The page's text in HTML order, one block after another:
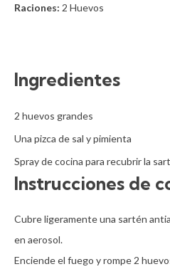
Raciones: 2 Huevos
Ingredientes
2 huevos grandes
Una pizca de sal y pimienta
Spray de cocina para recubrir la
Instrucciones de
Cubre ligeramente una sartén
en aerosol.
Enciende el fuego y rompe 2